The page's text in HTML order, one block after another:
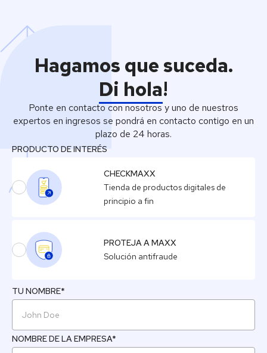
Hagamos que suceda.
Di hola!
Ponte en contacto con nosotros y uno de nuestros
expertos en ingresos se pondrá en contacto contigo en un
plazo de 24 horas.
PRODUCTO DE INTERÉS
CHECKMAXX
Tienda de productos digitales de
principio a fin
PROTEJA A MAXX
Solución antifraude
TU NOMBRE*
NOMBRE DE LA EMPRESA*